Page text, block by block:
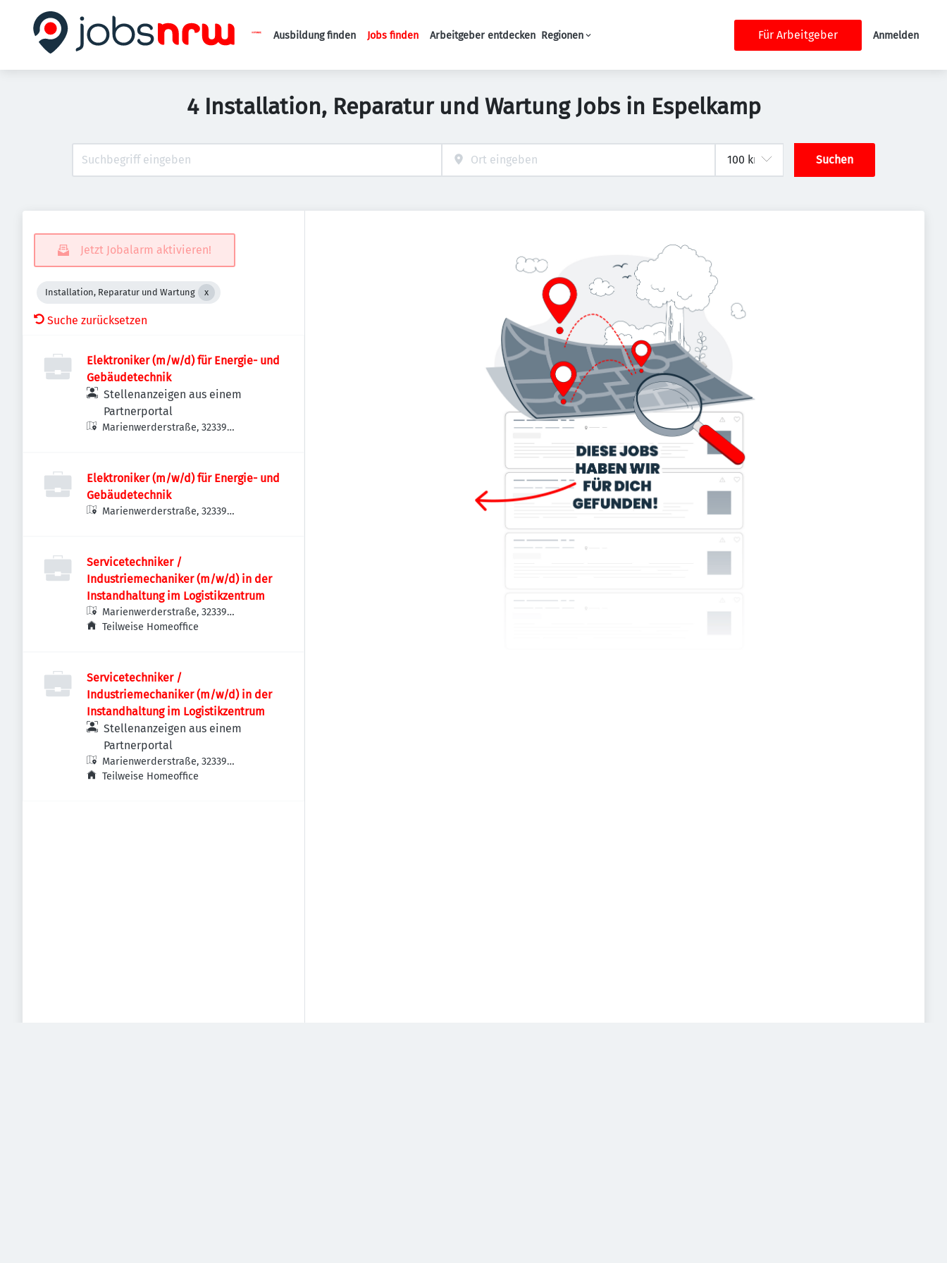
Haupt-Navigation
Ausbildung finden Jobs finden Arbeitgeber entdecken Regionen Für Arbeitgeber Anmelden
4 Installation, Reparatur und Wartung Jobs in Espelkamp
Suchen
Jetzt Jobalarm aktivieren!
Installation, Reparatur und Wartung
Suche zurücksetzen
Elektroniker (m/w/d) für Energie- und
Gebäudetechnik
Stellenanzeigen aus einem
Partnerportal
Marienwerderstraße, 32339
Elektroniker (m/w/d) für Energie- und
Gebäudetechnik
Marienwerderstraße, 32339
Servicetechniker /
Industriemechaniker (m/w/d) in der
Instandhaltung im Logistikzentrum
Marienwerderstraße, 32339
Espelkamp, Deutschland
Teilweise Homeoffice
Servicetechniker /
Industriemechaniker (m/w/d) in der
Instandhaltung im Logistikzentrum
Stellenanzeigen aus einem
Partnerportal
Marienwerderstraße, 32339
Espelkamp, Deutschland
Teilweise Homeoffice